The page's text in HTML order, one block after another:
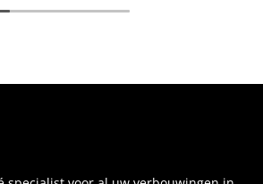
Daarnaast werd de planning
nagekomen.
klant centraal staat. Wij zijn